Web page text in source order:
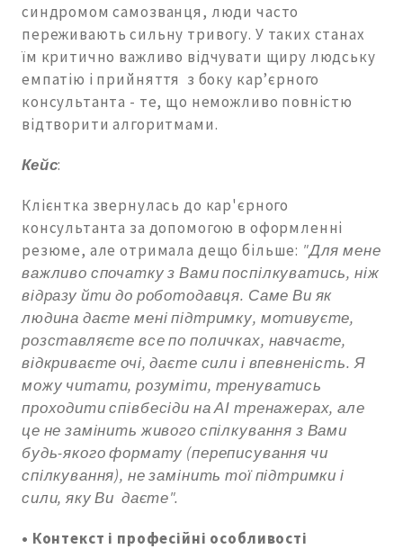
синдромом самозванця, люди часто
переживають сильну тривогу. У таких станах
їм критично важливо відчувати щиру людську
емпатію i прийняття з боку кар’єрного
консультанта - те, що неможливо повністю
відтворити алгоритмами.
Кейс:
Клієнтка звернулась до кар'єрного
консультанта за допомогою в оформленні
резюме, але отримала дещо більше: "Для мене
важливо спочатку з Вами поспілкуватись, ніж
відразу йти до роботодавця. Саме Ви як
людина даєте мені підтримку, мотивуєте,
розставляєте все по поличках, навчаєте,
відкриваєте очі, даєте сили і впевненість. Я
можу читати, розуміти, тренуватись
проходити співбесіди на АІ тренажерах, але
це не замінить живого спілкування з Вами
будь-якого формату (переписування чи
спілкування), не замінить тої підтримки і
сили, яку Ви даєте".
• Контекст і професійні особливості